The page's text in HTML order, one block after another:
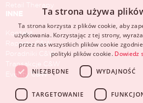
Retail Therapy
INNE
Kontakt
Raporty C&W
Poradniki C&W
Transakcje C&W
Eventy C&W
Ta strona używa
Ta strona korzysta z plików cookie, aby
użytkowania. Korzystając z tej strony,
przez nas wszystkich plików cookie
polityki plików cookie. Dowiedz
NIEZBĘDNE WYDAJNOŚĆ
TARGETOWANIE